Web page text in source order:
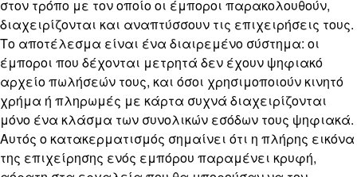
στον τρόπο με τον οποίο οι έμποροι παρακολουθούν,
διαχειρίζονται και αναπτύσσουν τις επιχειρήσεις τους.
Το αποτέλεσμα είναι ένα διαιρεμένο σύστημα: οι
έμποροι που δέχονται μετρητά δεν έχουν ψηφιακό
αρχείο πωλήσεών τους, και όσοι χρησιμοποιούν κινητό
χρήμα ή πληρωμές με κάρτα συχνά διαχειρίζονται
μόνο ένα κλάσμα των συνολικών εσόδων τους ψηφιακά.
Αυτός ο κατακερματισμός σημαίνει ότι η πλήρης εικόνα
της επιχείρησης ενός εμπόρου παραμένει κρυφή,